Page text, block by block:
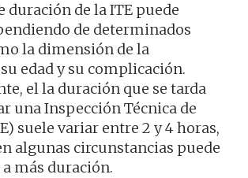
duración de la ITE puede
de determinados
la dimensión de la
edad y su complicación.
el la duración que se tarda
una Inspección Técnica de
suele variar entre 2 y 4 horas,
algunas circunstancias puede
más duración.